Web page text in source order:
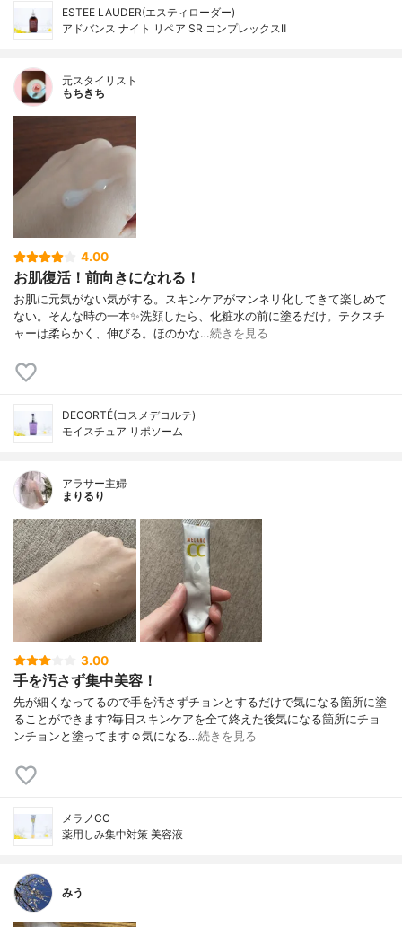
ESTEE LAUDER(エスティローダー)
アドバンス ナイト リペア SR コンプレックスⅡ
元スタイリスト
もちきち
4.00
お肌復活！前向きになれる！
お肌に元気がない気がする。スキンケアがマンネリ化してきて楽しめて
ない。そんな時の一本✨洗顔したら、化粧水の前に塗るだけ。テクスチ
ャーは柔らかく、伸びる。ほのかな…続きを見る
DECORTÉ(コスメデコルテ)
モイスチュア リポソーム
アラサー主婦
まりるり
3.00
手を汚さず集中美容！
先が細くなってるので手を汚さずチョンとするだけで気になる箇所に塗
ることができます?毎日スキンケアを全て終えた後気になる箇所にチョ
ンチョンと塗ってます☺️気になる…続きを見る
メラノCC
薬用しみ集中対策 美容液
みう